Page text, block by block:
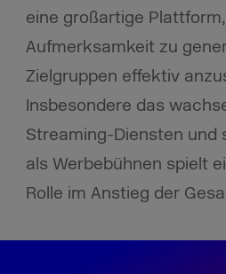
eine großartige
Aufmerksamkeit zu
Zielgruppen effektiv
Insbesondere das
Streaming-Diensten und
als Werbebühnen spielt
Rolle im Anstieg der